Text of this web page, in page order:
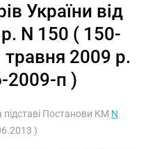
України від
N 150 ( 150-
травня 2009 р.
2009-п )
підставі Постанови КМ N
)